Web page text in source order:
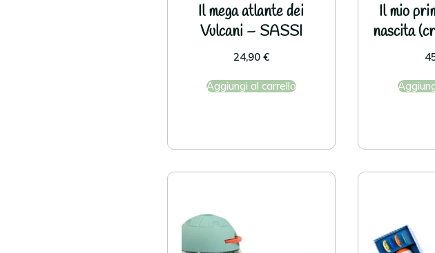
Il mega atlante dei
Vulcani – SASSI
24,90 €
Aggiungi al carrello
Il mio
nascita